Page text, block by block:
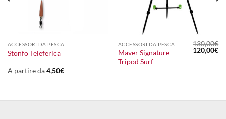
ACCESSORI DA PESCA
Stonfo Teleferica
A partire da4,50€
ACCESSORI DA PESCA
Maver Signature
Tripod Surf
130,00€
Il
prezzo
120,00€Il